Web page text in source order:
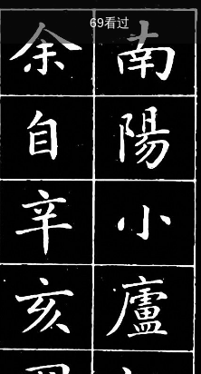
69看过